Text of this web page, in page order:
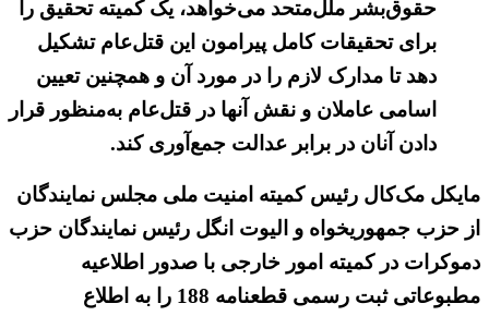
حقوق‌بشر ملل‌متحد می‌خواهد، یک کمیته تحقیق را
برای تحقیقات کامل پیرامون این قتل‌عام تشکیل
دهد تا مدارک لازم را در مورد آن و همچنین تعیین
اسامی عاملان و نقش آنها در قتل‌عام به‌منظور قرار
دادن آنان در برابر عدالت جمع‌آوری کند.
مایکل مک‌کال رئیس کمیته امنیت ملی مجلس نمایندگان
از حزب جمهوریخواه و الیوت انگل رئیس نمایندگان حزب
دموکرات در کمیته امور خارجی با صدور اطلاعیه
مطبوعاتی ثبت رسمی قطعنامه 188 را به اطلاع